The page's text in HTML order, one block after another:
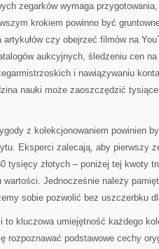
zegarków wymaga
krokiem powinno być
czy obejrzeć filmów na
aukcyjnych, śledzeniu cen
i nawiązywaniu
nauki może zaoszczędzić
z kolekcjonowaniem powinien
Eksperci zalecają, aby pierwszy
tysięcy złotych – poniżej tej kwoty
wartości. Jednocześnie należy
sobie pozwolić bez uszczerbku
to kluczowa umiejętność każdego
rozpoznawać podstawowe cechy